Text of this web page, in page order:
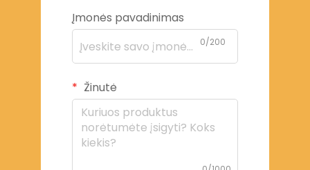
Įmonės pavadinimas
0/200
Žinutė